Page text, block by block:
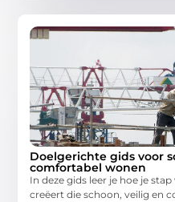
Doelgerichte gids voor
comfortabel wonen
In deze gids leer je hoe je
creëert die schoon, veilig en